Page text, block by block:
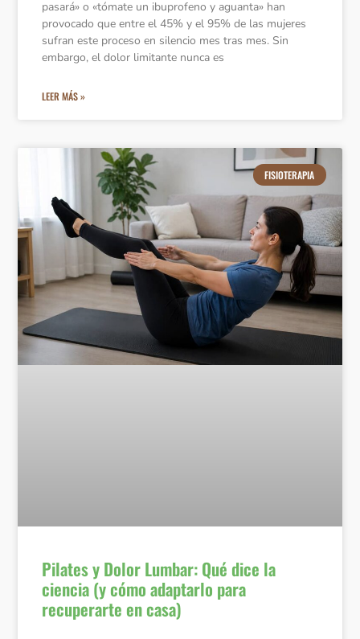
pasará» o «tómate un ibuprofeno y aguanta» han
provocado que entre el 45% y el 95% de las mujeres
sufran este proceso en silencio mes tras mes. Sin
embargo, el dolor limitante nunca es
LEER MÁS »
FISIOTERAPIA
Pilates y Dolor Lumbar: Qué dice la
ciencia (y cómo adaptarlo para
recuperarte en casa)